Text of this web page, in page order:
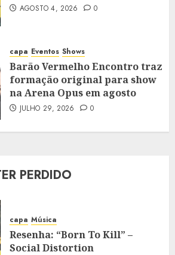
AGOSTO 4, 2026 0
capa Eventos Shows
Barão Vermelho Encontro traz
formação original para show
na Arena Opus em agosto
JULHO 29, 2026 0
PERDIDO
capa Música
Resenha: “Born To Kill” –
Social Distortion